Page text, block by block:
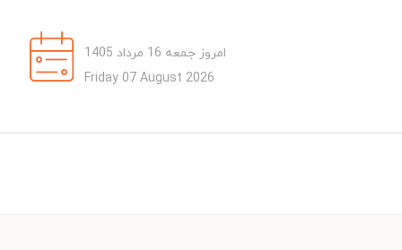
امروز جمعه 16 مرداد 1405
Friday 07 August 2026